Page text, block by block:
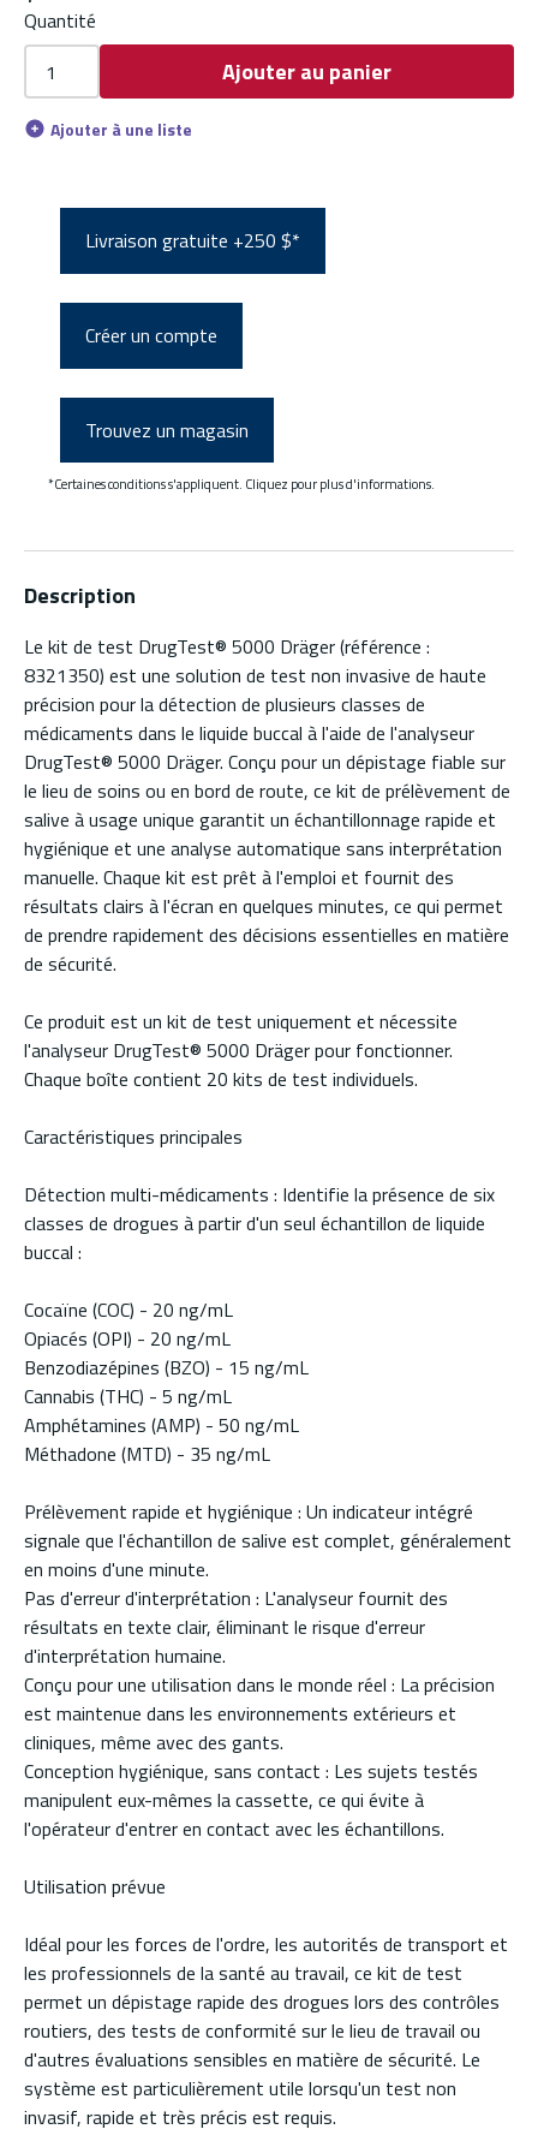
Quantité
Ajouter au panier
Ajouter à une liste
Livraison gratuite +250 $*
Créer un compte
Trouvez un magasin
*Certaines conditions s'appliquent. Cliquez pour plus d'informations.
Description
Le kit de test DrugTest® 5000 Dräger (référence :
8321350) est une solution de test non invasive de haute
précision pour la détection de plusieurs classes de
médicaments dans le liquide buccal à l'aide de l'analyseur
DrugTest® 5000 Dräger. Conçu pour un dépistage fiable sur
le lieu de soins ou en bord de route, ce kit de prélèvement de
salive à usage unique garantit un échantillonnage rapide et
hygiénique et une analyse automatique sans interprétation
manuelle. Chaque kit est prêt à l'emploi et fournit des
résultats clairs à l'écran en quelques minutes, ce qui permet
de prendre rapidement des décisions essentielles en matière
de sécurité.
Ce produit est un kit de test uniquement et nécessite
l'analyseur DrugTest® 5000 Dräger pour fonctionner.
Chaque boîte contient 20 kits de test individuels.
Caractéristiques principales
Détection multi-médicaments : Identifie la présence de six
classes de drogues à partir d'un seul échantillon de liquide
buccal :
Cocaïne (COC) - 20 ng/mL
Opiacés (OPI) - 20 ng/mL
Benzodiazépines (BZO) - 15 ng/mL
Cannabis (THC) - 5 ng/mL
Amphétamines (AMP) - 50 ng/mL
Méthadone (MTD) - 35 ng/mL
Prélèvement rapide et hygiénique : Un indicateur intégré
signale que l'échantillon de salive est complet, généralement
en moins d'une minute.
Pas d'erreur d'interprétation : L'analyseur fournit des
résultats en texte clair, éliminant le risque d'erreur
d'interprétation humaine.
Conçu pour une utilisation dans le monde réel : La précision
est maintenue dans les environnements extérieurs et
cliniques, même avec des gants.
Conception hygiénique, sans contact : Les sujets testés
manipulent eux-mêmes la cassette, ce qui évite à
l'opérateur d'entrer en contact avec les échantillons.
Utilisation prévue
Idéal pour les forces de l'ordre, les autorités de transport et
les professionnels de la santé au travail, ce kit de test
permet un dépistage rapide des drogues lors des contrôles
routiers, des tests de conformité sur le lieu de travail ou
d'autres évaluations sensibles en matière de sécurité. Le
système est particulièrement utile lorsqu'un test non
invasif, rapide et très précis est requis.